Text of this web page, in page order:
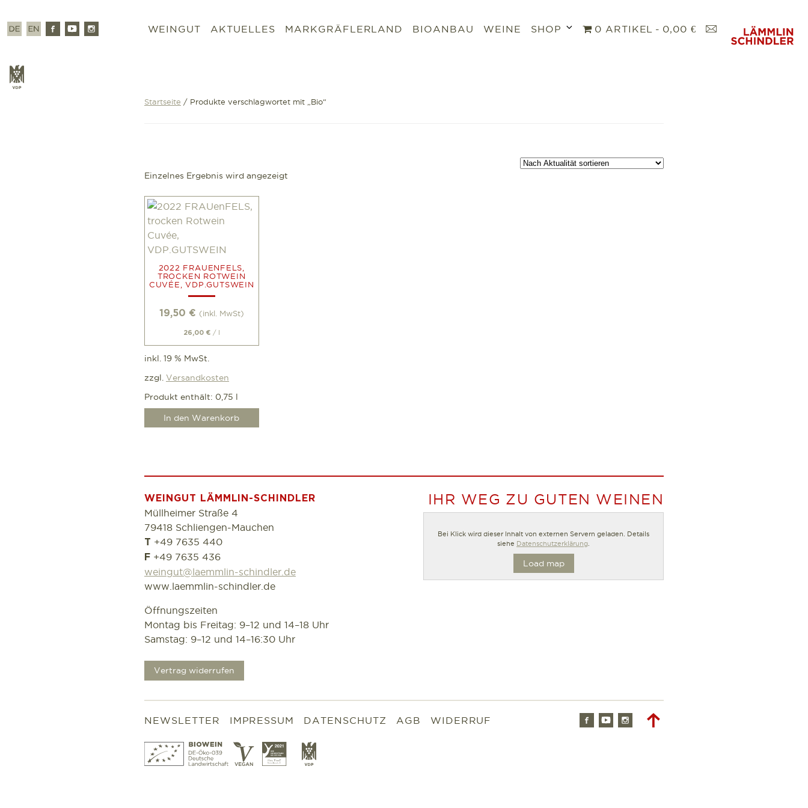
InhaltDeutschEnglischFacebook
Youtube WEINGUT AKTUELLES MARKGRÄFLERLAND BIOANBAU WEINE SHOP
Untermenü
öffnen
0 ARTIKEL 0,00 €
K
Startseite / Produkte verschlagwortet mit „Bio“
Einzelnes Ergebnis wird angezeigt
2022 FRAUENFELS,
TROCKEN ROTWEIN
CUVÉE, VDP.GUTSWEIN
19,50 € (inkl. MwSt)
26,00 € / l
inkl. 19 % MwSt.
zzgl. Versandkosten
Produkt enthält: 0,75 l
In den Warenkorb
WEINGUT LÄMMLIN-SCHINDLER
Müllheimer Straße 4
79418 Schliengen-Mauchen
T +49 7635 440
F +49 7635 436
weingut@laemmlin-schindler.de
www.laemmlin-schindler.de
Öffnungszeiten
Montag bis Freitag: 9–12 und 14–18 Uhr
Samstag: 9–12 und 14–16:30 Uhr
Vertrag widerrufen
IHR WEG ZU GUTEN WEINEN
Bei Klick wird dieser Inhalt von externen Servern geladen. Details
siehe Datenschutzerklärung
Load map
NEWSLETTER IMPRESSUM DATENSCHUTZ AGB WIDERRUF FacebookYoutubeInstagram
Bio
Wein
Vegan Slowfood